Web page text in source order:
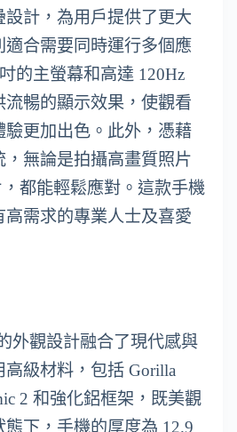
計，為用戶提供了更大
適合需要同時運行多個應
的主螢幕和高達 120Hz
流暢的顯示效果，使觀看
驗更加出色。此外，憑藉
，無論是拍攝高畫質照片
都能輕鬆應對。這款手機
需求的專業人士及喜愛
外觀設計融合了現代感與
級材料，包括 Gorilla
2 和強化鋁框架，既美觀
下，手機的厚度為 12.9